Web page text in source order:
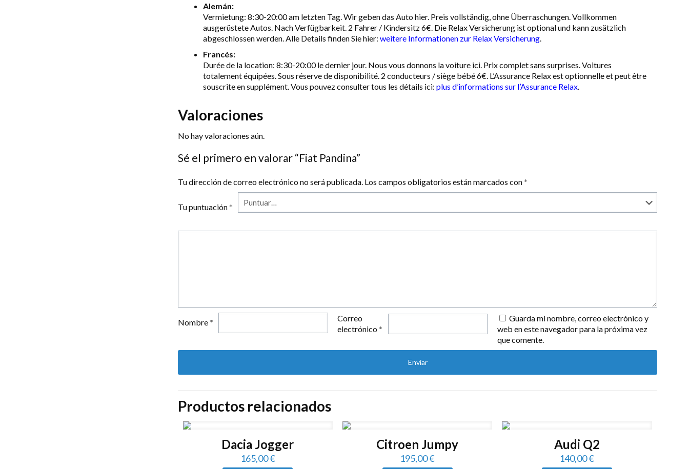
Alemán:
Vermietung: 8:30-20:00 am letzten Tag. Wir geben das Auto hier. Preis vollständig, ohne Überraschungen. Vollkommen
ausgerüstete Autos. Nach Verfügbarkeit. 2 Fahrer / Kindersitz 6€. Die Relax Versicherung ist optional und kann zusätzlich
abgeschlossen werden. Alle Details finden Sie hier:weitere Informationen zur Relax Versicherung
Francés:
Durée de la location: 8:30-20:00 le dernier jour. Nous vous donnons la voiture ici. Prix complet sans surprises. Voitures
totalement équipées. Sous réserve de disponibilité. 2 conducteurs / siège bébé 6€. L’Assurance Relax est optionnelle et peut être
souscrite en supplément. Vous pouvez consulter tous les détails ici:plus d’informations sur l’Assurance Relax
Valoraciones
No hay valoraciones aún.
Sé el primero en valorar “Fiat Pandina”
Tu dirección de correo electrónico no será publicada. Los campos obligatorios están marcados con*
Tu puntuación*
Nombre*
Correo
electrónico*
Guarda mi nombre, correo electrónico y
web en este navegador para la próxima vez
que comente.
Productos relacionados
Dacia Jogger
165,00€
Citroen Jumpy
195,00€
Audi Q2
140,00€